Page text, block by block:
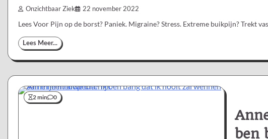
Onzichtbaar Ziek 22 november 2022
Lees Voor Pijn op de borst? Paniek. Migraine? Stress. Extreme buikpijn? Trekt
Lees Meer...
2 min 0
ben